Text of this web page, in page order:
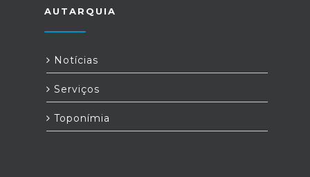
AUTARQUIA
Notícias
Serviços
Toponímia